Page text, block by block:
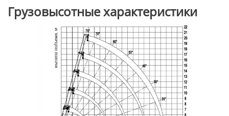
Грузовысотные характеристики